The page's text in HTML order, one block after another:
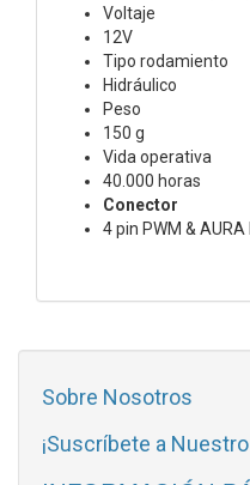
Voltaje
12V
Tipo rodamiento
Hidráulico
Peso
150 g
Vida operativa
40.000 horas
Conector
4 pin PWM &
Sobre Nosotros
¡Suscríbete a